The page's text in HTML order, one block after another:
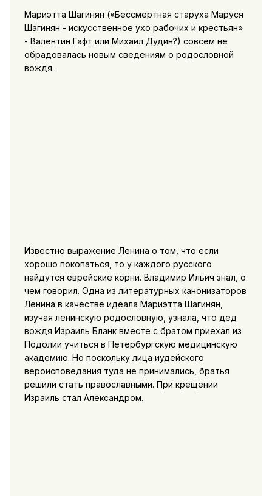
Мариэтта Шагинян («Бессмертная старуха Маруся
Шагинян - искусственное ухо рабочих и крестьян»
- Валентин Гафт или Михаил Дудин?) совсем не
обрадовалась новым сведениям о родословной
вождя..
Известно выражение Ленина о том, что если
хорошо покопаться, то у каждого русского
найдутся еврейские корни. Владимир Ильич знал, о
чем говорил. Одна из литературных канонизаторов
Ленина в качестве идеала Мариэтта Шагинян,
изучая ленинскую родословную, узнала, что дед
вождя Израиль Бланк вместе с братом приехал из
Подолии учиться в Петербургскую медицинскую
академию. Но поскольку лица иудейского
вероисповедания туда не принимались, братья
решили стать православными. При крещении
Израиль стал Александром.